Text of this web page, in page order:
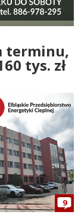
terminu,
tys. zł
9